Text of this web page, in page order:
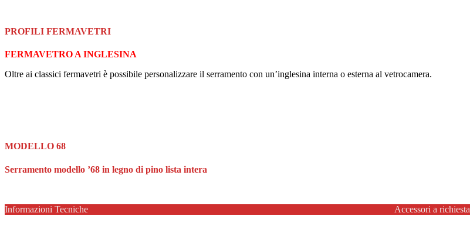
PROFILI FERMAVETRI
FERMAVETRO A INGLESINA
Oltre ai classici fermavetri è possibile personalizzare il serramento con un’inglesina interna o esterna al vetrocamera.
MODELLO 68
Serramento modello ’68 in legno di pino lista intera
Informazioni Tecniche Accessori a richiesta